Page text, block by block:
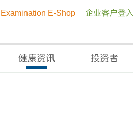
E-Shop 企业客户登入
健康资讯 投资者